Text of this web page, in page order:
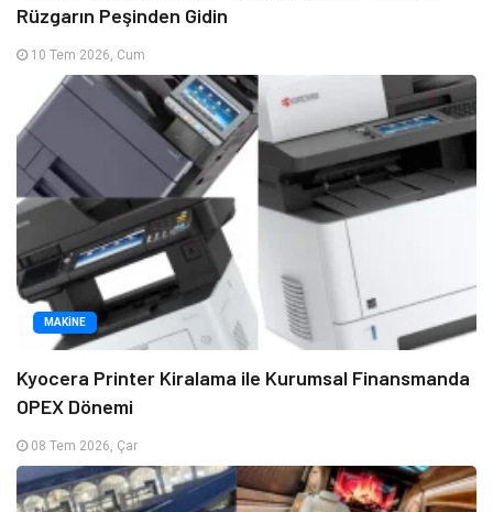
Rüzgarın Peşinden Gidin
10 Tem 2026, Cum
MAKINE
Kyocera Printer Kiralama ile Kurumsal Finansmanda
OPEX Dönemi
08 Tem 2026, Çar